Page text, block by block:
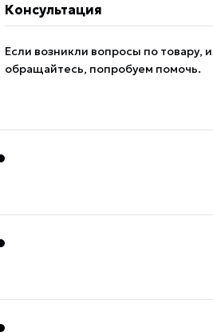
Консультация
Если возникли вопросы по товару,
обращайтесь, попробуем помочь.